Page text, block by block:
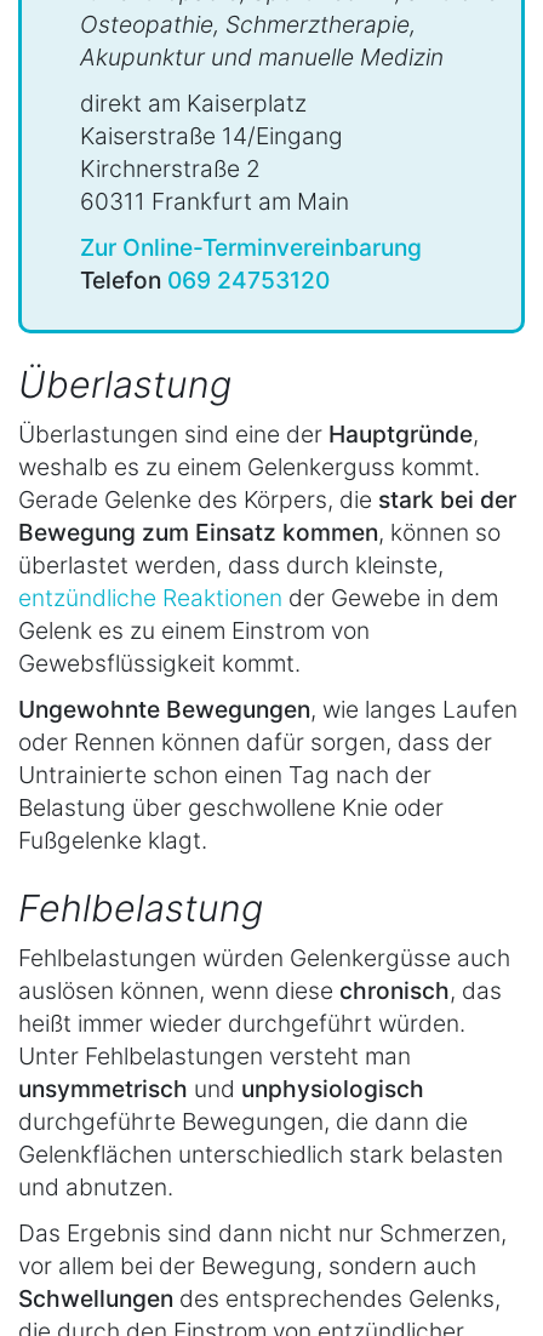
Osteopathie, Schmerztherapie,
Akupunktur und manuelle Medizin
direkt am Kaiserplatz
Kaiserstraße 14/Eingang
Kirchnerstraße 2
60311 Frankfurt am Main
Zur Online-Terminvereinbarung
Telefon 069 24753120
Überlastung
Überlastungen sind eine der Hauptgründe,
weshalb es zu einem Gelenkerguss kommt.
Gerade Gelenke des Körpers, die stark bei der
Bewegung zum Einsatz kommen, können so
überlastet werden, dass durch kleinste,
entzündliche Reaktionen der Gewebe in dem
Gelenk es zu einem Einstrom von
Gewebsflüssigkeit kommt.
Ungewohnte Bewegungen, wie langes Laufen
oder Rennen können dafür sorgen, dass der
Untrainierte schon einen Tag nach der
Belastung über geschwollene Knie oder
Fußgelenke klagt.
Fehlbelastung
Fehlbelastungen würden Gelenkergüsse auch
auslösen können, wenn diese chronisch, das
heißt immer wieder durchgeführt würden.
Unter Fehlbelastungen versteht man
unsymmetrisch und unphysiologisch
durchgeführte Bewegungen, die dann die
Gelenkflächen unterschiedlich stark belasten
und abnutzen.
Das Ergebnis sind dann nicht nur Schmerzen,
vor allem bei der Bewegung, sondern auch
Schwellungen des entsprechendes Gelenks,